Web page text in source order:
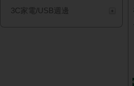
3C家電/USB週邊